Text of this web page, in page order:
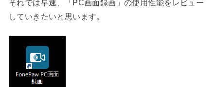
それでは早速、「PC画面録画」の使用性能をレビュー
していきたいと思います。